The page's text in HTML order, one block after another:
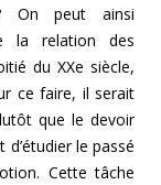
peut ainsi
la relation des
du XXe siècle,
ce faire, il serait
que le devoir
le passé
Cette tâche